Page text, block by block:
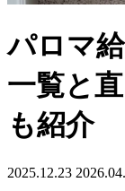
パロマ
一覧と
も紹介
2025.12.23